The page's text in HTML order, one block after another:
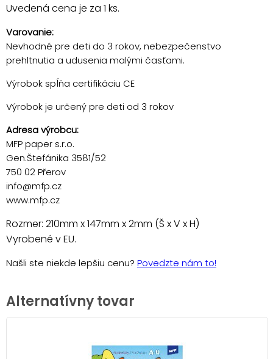
Uvedená cena je za 1 ks.
Varovanie:
Nevhodné pre deti do 3 rokov, nebezpečenstvo
prehltnutia a udusenia malými časťami.
Výrobok spĺňa certifikáciu CE
Výrobok je určený pre deti od 3 rokov
Adresa výrobcu:
MFP paper s.r.o.
Gen.Štefánika 3581/52
750 02 Přerov
info@mfp.cz
www.mfp.cz
Rozmer: 210mm x 147mm x 2mm (Š x V x H)
Vyrobené v EU.
Našli ste niekde lepšiu cenu? Povedzte nám to!
Alternatívny tovar